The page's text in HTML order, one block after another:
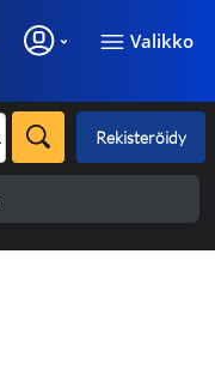
Valikko
Rekisteröidy